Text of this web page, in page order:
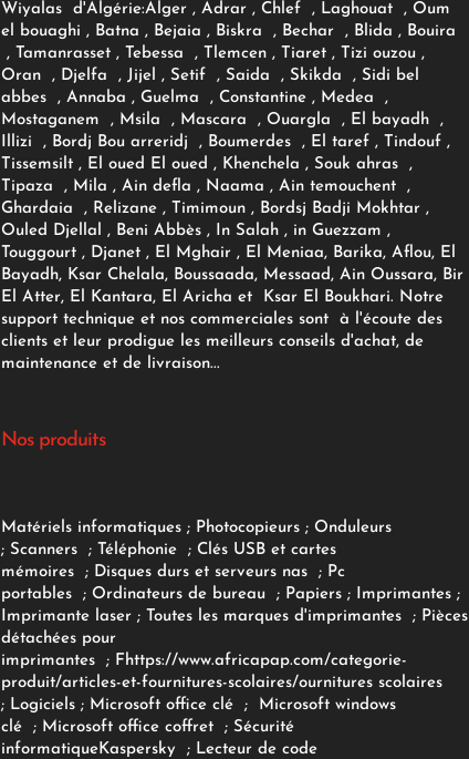
Wiyalas d'Algérie:Alger , Adrar, Chlef , Laghouat , Oum
el bouaghi , Batna , Bejaia , Biskra , Bechar , Blida , Bouira
, Tamanrasset , Tebessa , Tlemcen , Tiaret , Tizi ouzou ,
Oran , Djelfa , Jijel , Setif , Saida , Skikda , Sidi bel
abbes , Annaba , Guelma , Constantine , Medea ,
Mostaganem , Msila , Mascara , Ouargla , El bayadh ,
Illizi , Bordj Bou arreridj , Boumerdes , El taref , Tindouf ,
Tissemsilt , El oued El oued , Khenchela , Souk ahras ,
Tipaza , Mila , Ain defla , Naama , Ain temouchent ,
Ghardaia , Relizane , Timimoun , Bordsj Badji Mokhtar ,
Ouled Djellal , Beni Abbès , In Salah , in Guezzam ,
Touggourt , Djanet , El Mghair , El Meniaa, Barika, Aflou, El
Bayadh, Ksar Chelala, Boussaada, Messaad, Ain Oussara, Bir
El Atter, El Kantara, El Aricha et Ksar El Boukhari. Notre
support technique et nos commerciales sont à l'écoute des
clients et leur prodigue les meilleurs conseils d'achat, de
maintenance et de livraison...
Nos produits
Matériels informatiques; Photocopieurs; Onduleurs
; Scanners ; Téléphonie ; Clés USB et cartes
mémoires
; Disques durs et serveurs nas ; Pc
portables
; Ordinateurs de bureau ; Papiers; Imprimantes;
Imprimante laser; Toutes les marques d'imprimantes ; Pièces
détachées pour
imprimantes
; F https://www.africapap.com/categorie-
produit/articles-et-fournitures-scolaires/ournitures scolaires
; Logiciels ; Microsoft office clé ;
Microsoft windows
clé; Microsoft office coffret ; Sécurité
informatiqueKaspersky ; Lecteur de code